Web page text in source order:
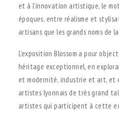
et à l’innovation artistique, le
époques, entre réalisme et
artisans que les grands noms de
L’exposition Blossom a pour
héritage exceptionnel, en
et modernité, industrie et art, et
artistes lyonnais de très grand
artistes qui participent à cette